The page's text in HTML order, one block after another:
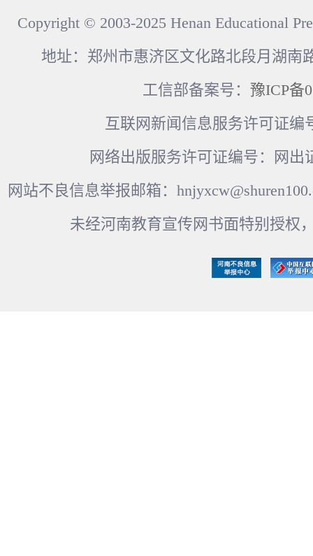
Copyright © 2003-2025 Henan Educational
地址：郑州市惠济区文化路北段月湖南
工信部备案号： 豫ICP备
互联网新闻信息服务许可证编
网络出版服务许可证编号：网出
网站不良信息举报邮箱：
未经河南教育宣传网书面特别授权